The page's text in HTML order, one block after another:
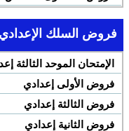
فروض السلك الإعدادي
الإمتحان الموحد الثالثة
فروض الأولى إعدادي
فروض الثالثة إعدادي
فروض الثانية إعدادي